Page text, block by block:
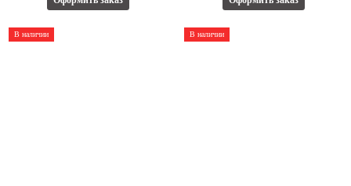
В наличии В наличии